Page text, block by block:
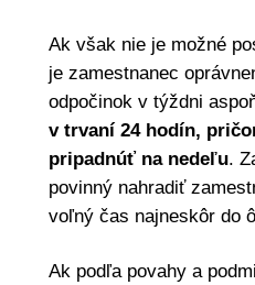
Ak však nie je možné
je zamestnanec
odpočinok v týždni
v trvaní 24 hodín,
pripadnúť na nedeľu.
povinný nahradiť
voľný čas najneskôr do
Ak podľa povahy a